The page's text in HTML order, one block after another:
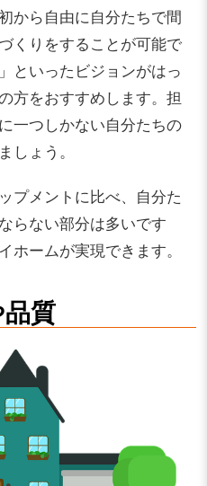
から自由に自分たちで間
くりをすることが可能で
といったビジョンがはっ
方をおすすめします。担
一つしかない自分たちの
しょう。
プメントに比べ、自分た
らない部分は多いです
ホームが実現できます。
質